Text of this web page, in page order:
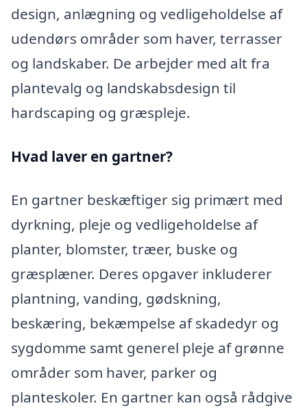
design, anlægning og vedligeholdelse af
udendørs områder som haver, terrasser
og landskaber. De arbejder med alt fra
plantevalg og landskabsdesign til
hardscaping og græspleje.
Hvad laver en gartner?
En gartner beskæftiger sig primært med
dyrkning, pleje og vedligeholdelse af
planter, blomster, træer, buske og
græsplæner. Deres opgaver inkluderer
plantning, vanding, gødskning,
beskæring, bekæmpelse af skadedyr og
sygdomme samt generel pleje af grønne
områder som haver, parker og
planteskoler. En gartner kan også rådgive